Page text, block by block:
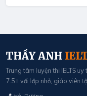
THẦY ANH
Trung tâm luyện thi IELTS
7.5+ với lớp nhỏ, giáo viên